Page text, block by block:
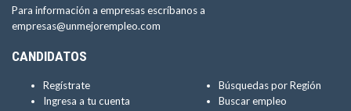
Para información a empresas escríbanos a
empresas@unmejorempleo.com
CANDIDATOS
Regístrate
Ingresa a tu cuenta
Búsquedas por Región
Buscar empleo